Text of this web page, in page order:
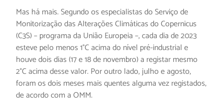
Mas há mais. Segundo os especialistas do Serviço de
Monitorização das Alterações Climáticas do Copernicus
(C3S) – programa da União Europeia –, cada dia de 2023
esteve pelo menos 1°C acima do nível pré-industrial e
houve dois dias (17 e 18 de novembro) a registar mesmo
2°C acima desse valor. Por outro lado, julho e agosto,
foram os dois meses mais quentes alguma vez registados,
de acordo com a OMM.